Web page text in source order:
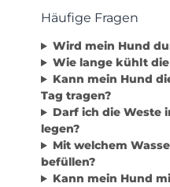
Häufige Fragen
Wird mein Hund
Wie lange kühlt die
Kann mein Hund
Tag tragen?
Darf ich die Weste
legen?
Mit welchem
befüllen?
Kann mein Hund